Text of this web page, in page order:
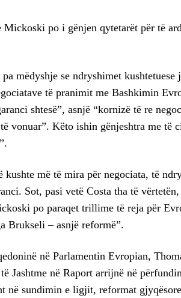
po i gënjen qytetarët për të
pa mëdyshje se ndryshimet
të pranimit me Bashkimin
shtesë”, asnjë “kornizë të re
vonuar”. Këto ishin gënjeshtra me
më të mira për negociata, të
Sot, pasi vetë Costa tha të
po paraqet trillime të reja për
Brukseli – asnjë reformë”.
në Parlamentin Evropian,
Jashtme në Raport arrijnë në
në sundimin e ligjit, reformat